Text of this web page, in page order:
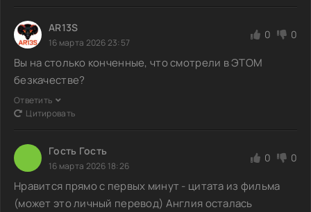
AR13S
16 марта 2026 23:57
0 0
Вы на столько конченные, что смотрели в ЭТОМ
безкачестве?
Ответить
Цитировать
Гость Гость
16 марта 2026 18:26
0 0
Нравится прямо с первых минут - цитата из фильма
(может это личный перевод) Англия осталась